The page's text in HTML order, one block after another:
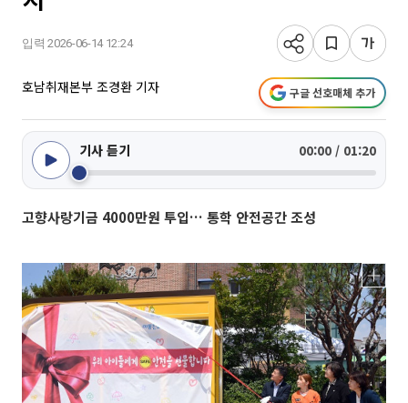
입력 2026-06-14 12:24
호남취재본부 조경환 기자 구글 선호매체 추가
기사 듣기 00:00 / 01:20
고향사랑기금 4000만원 투입… 통학 안전공간 조성